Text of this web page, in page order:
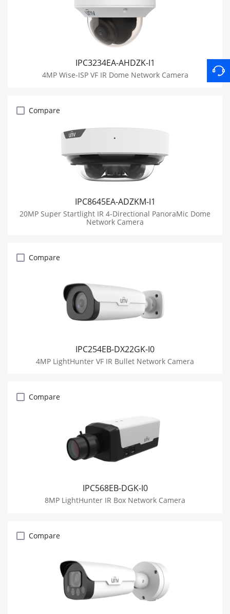
IPC3234EA-AHDZK-I1
4MP Wise-ISP VF IR Dome Network Camera
Compare
IPC8645EA-ADZKM-I1
20MP Super Startlight IR 4-Directional PanoraMic Dome
Network Camera
Compare
IPC254EB-DX22GK-I0
4MP LightHunter VF IR Bullet Network Camera
Compare
IPC568EB-DGK-I0
8MP LightHunter IR Box Network Camera
Compare